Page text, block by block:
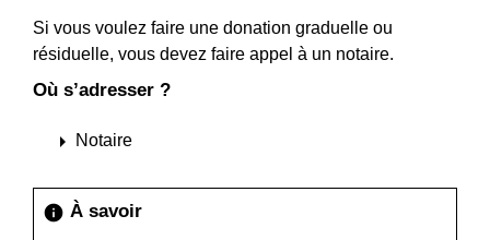
Si vous voulez faire une donation graduelle ou
résiduelle, vous devez faire appel à un notaire.
Où s’adresser ?
arrow_right Notaire
info À savoir